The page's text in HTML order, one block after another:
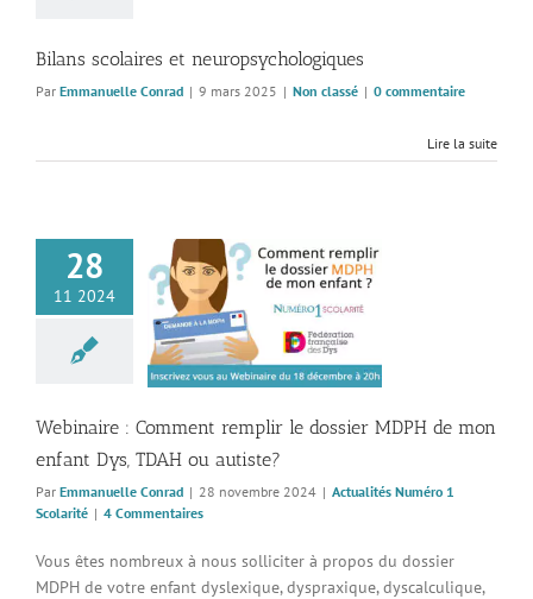
Bilans scolaires et neuropsychologiques
Par Emmanuelle Conrad | 9 mars 2025 | Non classé | 0 commentaire
Lire la suite
28
11 2024
: Comment
MDPH de
Dys, TDAH ou
Webinaire : Comment remplir le dossier MDPH de mon
enfant Dys, TDAH ou autiste?
Par Emmanuelle Conrad | 28 novembre 2024 | Actualités Numéro 1
Scolarité | 4 Commentaires
Vous êtes nombreux à nous solliciter à propos du dossier
MDPH de votre enfant dyslexique, dyspraxique, dyscalculique,